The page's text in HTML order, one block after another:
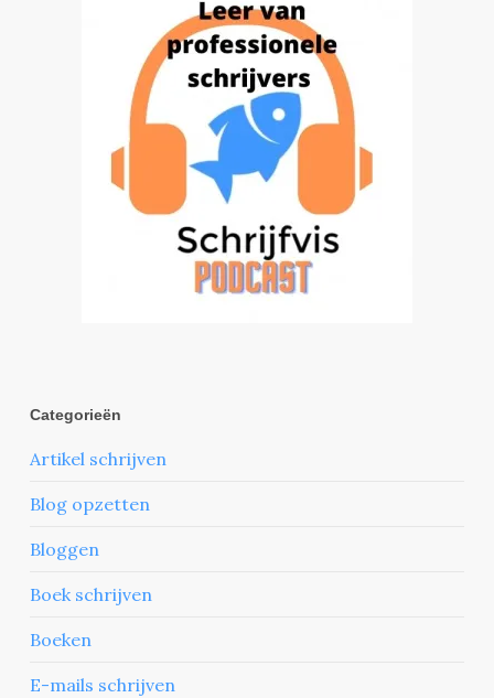
Categorieën
Artikel schrijven
Blog opzetten
Bloggen
Boek schrijven
Boeken
E-mails schrijven